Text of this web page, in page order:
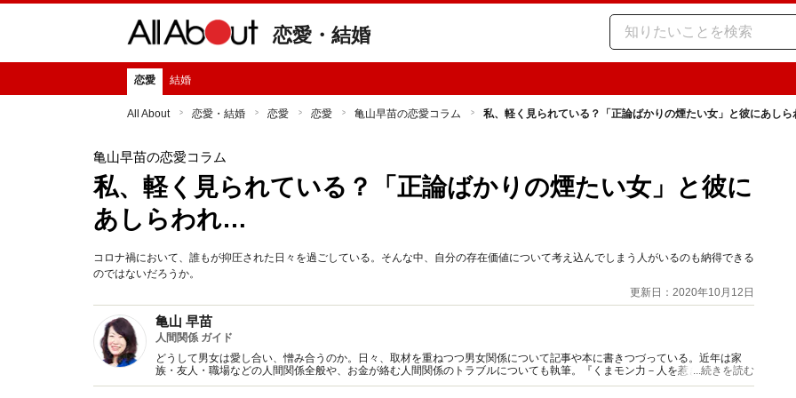
恋愛・結婚
恋愛 結婚
All About 恋愛・結婚 恋愛 恋愛 亀山早苗の恋愛コラム 私、軽く見られている？「正論ばかりの煙たい女」と彼にあし
亀山早苗の恋愛コラム
私、軽く見られている？「正論ばかりの煙たい女」と彼に
あしらわれ…
コロナ禍において、誰もが抑圧された日々を過ごしている。そんな中、自分の存在価値について考え込んでしまう人がいるのも納得できる
のではないだろうか。
更新日：2020年10月12日
亀山 早苗
人間関係 ガイド
どうして男女は愛し合い、憎み合うのか。日々、取材を重ねつつ男女関係について記事や本に書きつづっている。近年は家
族・友人・職場などの人間関係全般や、お金が絡む人間関係のトラブルについても執筆。『くまモン力－人を惹きつける愛と
魅力の秘密』など著書多数。
...続きを読む